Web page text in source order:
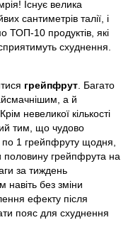
Існує велика
сантиметрів талії, і
ТОП-10 продуктів, які
схуднення.
грейпфрут . Багато
а й
невеликої кількості
тим, що чудово
по 1 грейпфруту щодня,
половину грейпфрута на
за тиждень
навіть без зміни
ефекту після
пояс для схуднення